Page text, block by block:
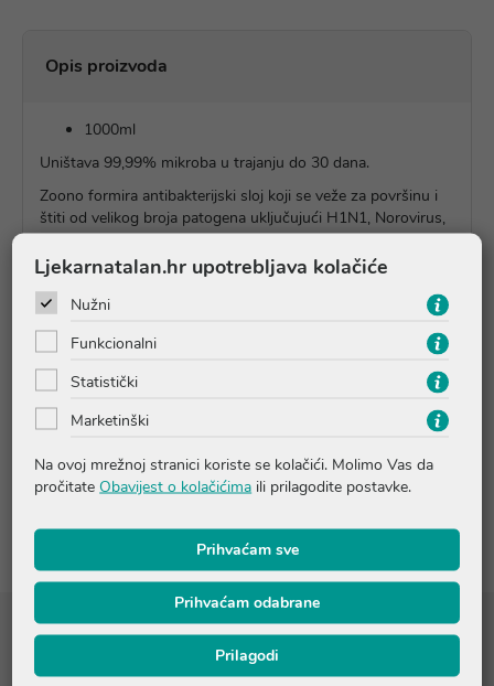
Opis proizvoda
1000ml
Uništava 99,99% mikroba u trajanju do 30 dana.
Zoono formira antibakterijski sloj koji se veže za površinu i
štiti od velikog broja patogena uključujući H1N1, Norovirus,
E coli, MRSA, salmonele, plijesni, gljivica i algi. Zoono nije
toksičan i ekološki je prihvatljiv. Idealan za zaštitu podova,
kuhinja i svih površina gdje se bakterije mogu pojaviti.
Upute o proizvodu
Pitanja i odgovori
Sastojci
kvarterni amonijev spoj <0,5%
Ljekarnatalan.hr upotrebljava kolačiće
Nužni
Funkcionalni
Statistički
Marketinški
Na ovoj mrežnoj stranici koriste se kolačići. Molimo Vas da
pročitate Obavijest o kolačićima ili prilagodite postavke.
Prihvaćam sve
Prihvaćam odabrane
Prilagodi